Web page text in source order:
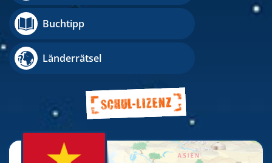
Buchtipp
Länderrätsel